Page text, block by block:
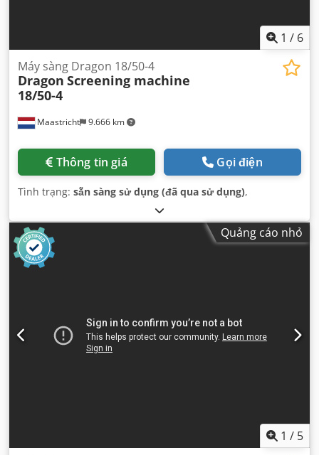
1 / 6
Maastricht 9.666 km
Máy sàng Dragon 18/50-4
Dragon Screening machine
18/50-4
Thông tin giá Gọi điện
Tình trạng: sẵn sàng sử dụng (đã qua sử dụng),
Quảng cáo nhỏ
1 / 5